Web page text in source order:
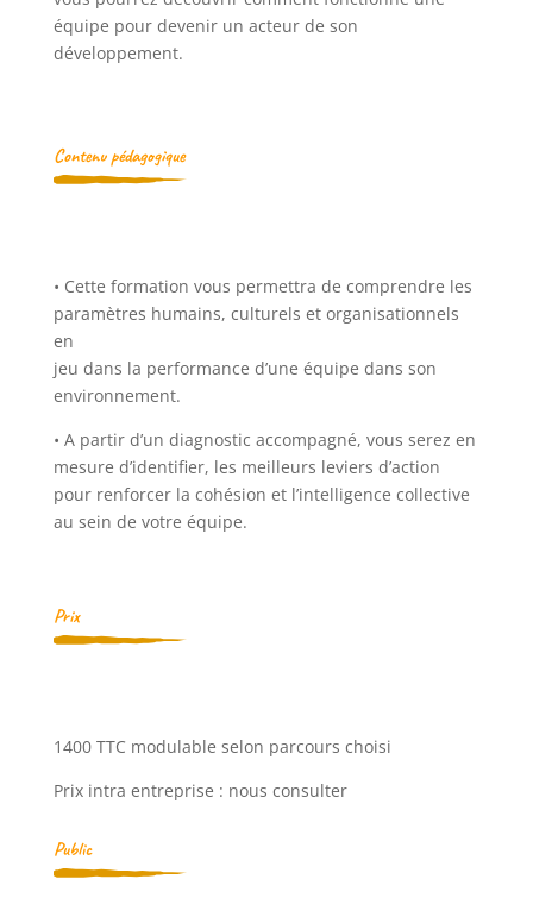
équipe pour devenir un acteur de son
développement.
Contenu pédagogique
• Cette formation vous permettra de comprendre les
paramètres humains, culturels et organisationnels
en
jeu dans la performance d’une équipe dans son
environnement.
• A partir d’un diagnostic accompagné, vous serez en
mesure d’identifier, les meilleurs leviers d’action
pour renforcer la cohésion et l’intelligence collective
au sein de votre équipe.
Prix
1400 TTC modulable selon parcours choisi
Prix intra entreprise : nous consulter
Public